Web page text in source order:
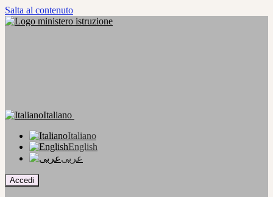
Salta al contenuto
Italiano
Italiano
English
عربى
Accedi